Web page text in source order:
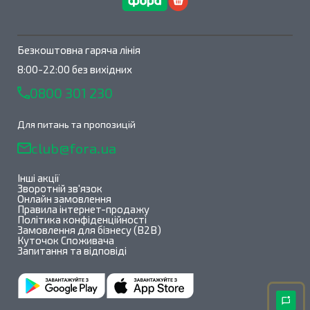
Безкоштовна гаряча лінія
8:00-22:00 без вихідних
0800 301 230
Для питань та пропозицій
club@fora.ua
Інші акції
Зворотній зв'язок
Онлайн замовлення
Правила інтернет-продажу
Політика конфіденційності
Замовлення для бізнесу (B2B)
Куточок Споживача
Запитання та відповіді